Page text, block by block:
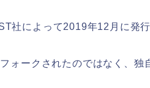
社によって2019年12月に発行
ォークされたのではなく、